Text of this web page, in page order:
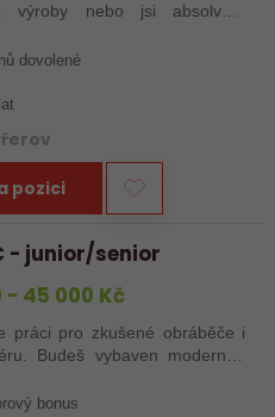
výroby nebo jsi absolvent
dovolené
pozici
- junior/senior
- 45 000 Kč
práci pro zkušené obráběče i
bonus